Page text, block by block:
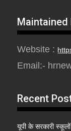
Maintained
Website :
Email:-
Recent
यूपी के सरकारी